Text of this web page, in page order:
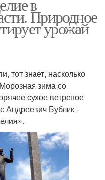
в
Природное
урожай
тот знает, насколько
зима со
сухое ветреное
Андреевич Бублик -